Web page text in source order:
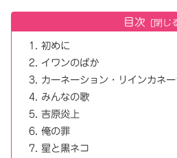
目次
初めに
イワンのばか
カーネーション・リインカネ
みんなの歌
吉原炎上
俺の罪
星と黒ネコ